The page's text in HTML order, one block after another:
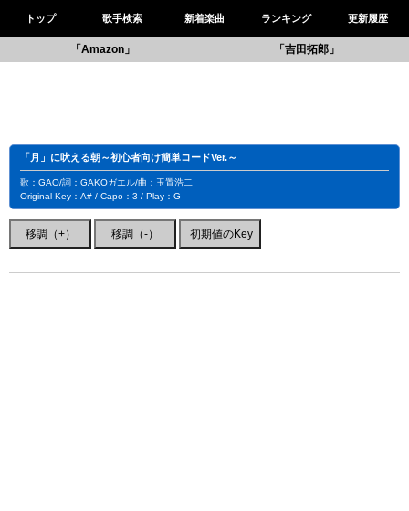
トップ 歌手検索 新着楽曲 ランキング 更新履歴
「Amazon」 「吉田拓郎」
「月」に吠える朝～初心者向け簡単コードVer.～
歌：GAO/詞：GAKOガエル/曲：玉置浩二
Original Key：A# / Capo：3 / Play：G